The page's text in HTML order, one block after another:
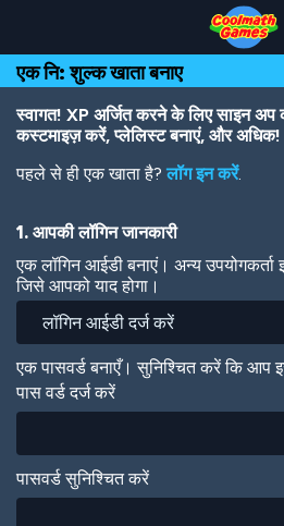
Top
of
Page
Navigation
Main
Content
Footer
main
content
एक नि: शुल्क खाता बनाए
स्वागत! XP अर्जित करने के लिए साइन
कस्टमाइज़ करें, प्लेलिस्ट बनाएं, और अधिक!
पहले से ही एक खाता है?लॉग इन करें.
1. आपकी लॉगिन जानकारी
एक लॉगिन आईडी बनाएं। अन्य
जिसे आपको याद होगा।
एक पासवर्ड बनाएँ। सुनिश्चित करें कि आप
पास वर्ड दर्ज करें
पासवर्ड सुनिश्चित करें